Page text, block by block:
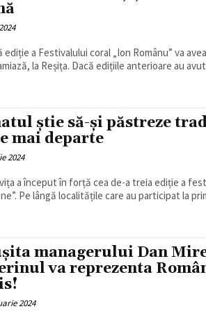
ediție a Festivalului coral „Ion Românu” va
la Reșița. Dacă edițiile anterioare au
știe să-și păstreze
mai departe
2024
a început în forță cea de-a treia ediție a
Pe lângă localitățile care au participat la
managerului Dan
va reprezenta
2024